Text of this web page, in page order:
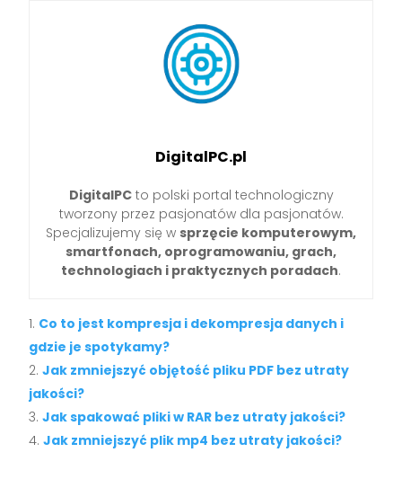
DigitalPC.pl
DigitalPCto polski portal technologiczny
tworzony przez pasjonatów dla pasjonatów.
Specjalizujemy się w sprzęcie komputerowym,
smartfonach, oprogramowaniu, grach,
technologiach i praktycznych poradach.
Co to jest kompresja i dekompresja danych i
gdzie je spotykamy?
Jak zmniejszyć objętość pliku PDF bez utraty
jakości?
Jak spakować pliki w RAR bez utraty jakości?
Jak zmniejszyć plik mp4 bez utraty jakości?